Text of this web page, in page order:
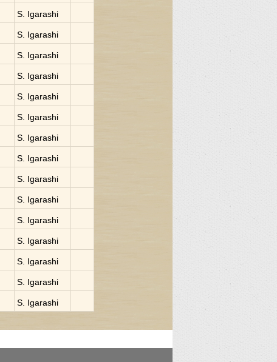
S. Igarashi
S. Igarashi
S. Igarashi
S. Igarashi
S. Igarashi
S. Igarashi
S. Igarashi
S. Igarashi
S. Igarashi
S. Igarashi
S. Igarashi
S. Igarashi
S. Igarashi
S. Igarashi
S. Igarashi